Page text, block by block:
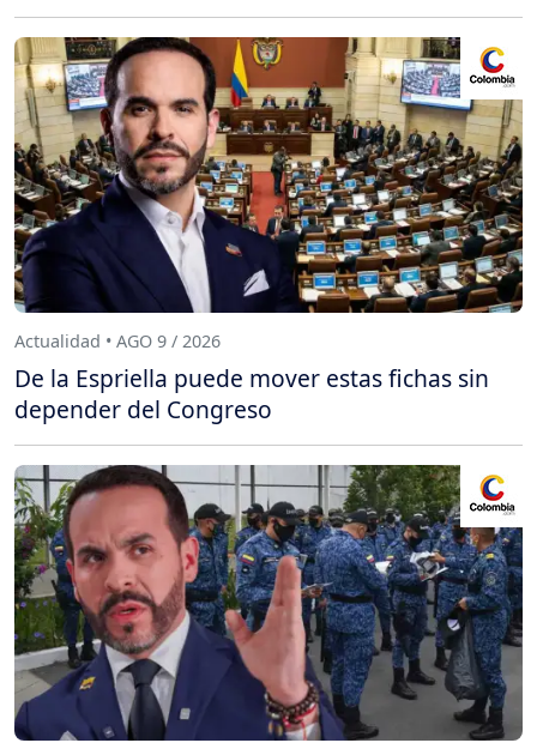
Actualidad • AGO 9 / 2026
De la Espriella puede mover estas fichas sin
depender del Congreso